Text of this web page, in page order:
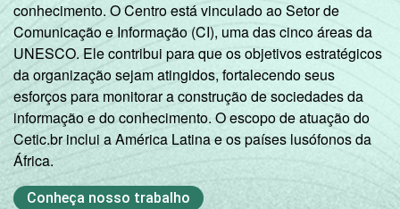
conhecimento. O Centro está vinculado ao Setor de
Comunicação e Informação (CI), uma das cinco áreas da
UNESCO. Ele contribui para que os objetivos estratégicos
da organização sejam atingidos, fortalecendo seus
esforços para monitorar a construção de sociedades da
informação e do conhecimento. O escopo de atuação do
Cetic.br inclui a América Latina e os países lusófonos da
África.
Conheça nosso trabalho